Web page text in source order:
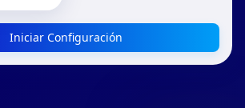
Iniciar Configuración